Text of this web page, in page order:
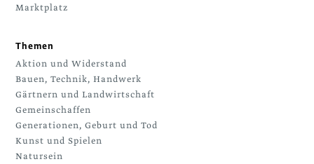
Marktplatz
Themen
Aktion und Widerstand
Bauen, Technik, Handwerk
Gärtnern und Landwirtschaft
Gemeinschaffen
Generationen, Geburt und Tod
Kunst und Spielen
Natursein